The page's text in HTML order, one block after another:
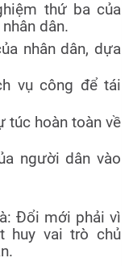
thứ ba của
dân.
nhân dân, dựa
vụ công để tái
túc hoàn toàn về
người dân vào
Đổi mới phải vì
huy vai trò chủ